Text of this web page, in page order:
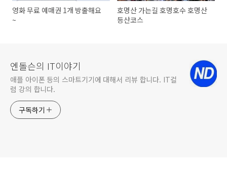
영화 무료 예매권 1개 방출해요
~
호명산 가는길 호명호수 호명산
등산코스
엔돌슨의 IT이야기
애플 아이폰 등의 스마트기기에 대해서 리뷰 합니다. IT컬
럼 강의 합니다.
구독하기